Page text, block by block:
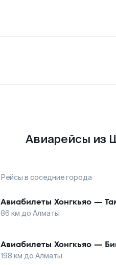
Авиарейсы из
Рейсы в соседние города
Авиабилеты Хонгкьяо —
86 км до Алматы
Авиабилеты Хонгкьяо —
198 км до Алматы